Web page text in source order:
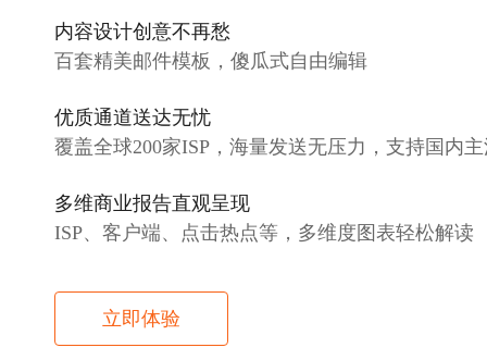
内容设计创意不再愁
百套精美邮件模板，傻瓜式自由编辑
优质通道送达无忧
覆盖全球200家ISP，海量发送无压力，支持国内
多维商业报告直观呈现
ISP、客户端、点击热点等，多维度图表轻松解读
立即体验